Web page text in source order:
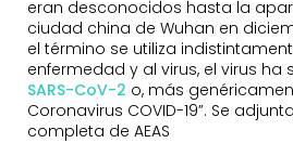
eran desconocidos hasta la
ciudad china de Wuhan en
el término se utiliza
enfermedad y al virus, el virus
SARS-CoV-2 o, más
Coronavirus COVID-19”. Se
completa de AEAS